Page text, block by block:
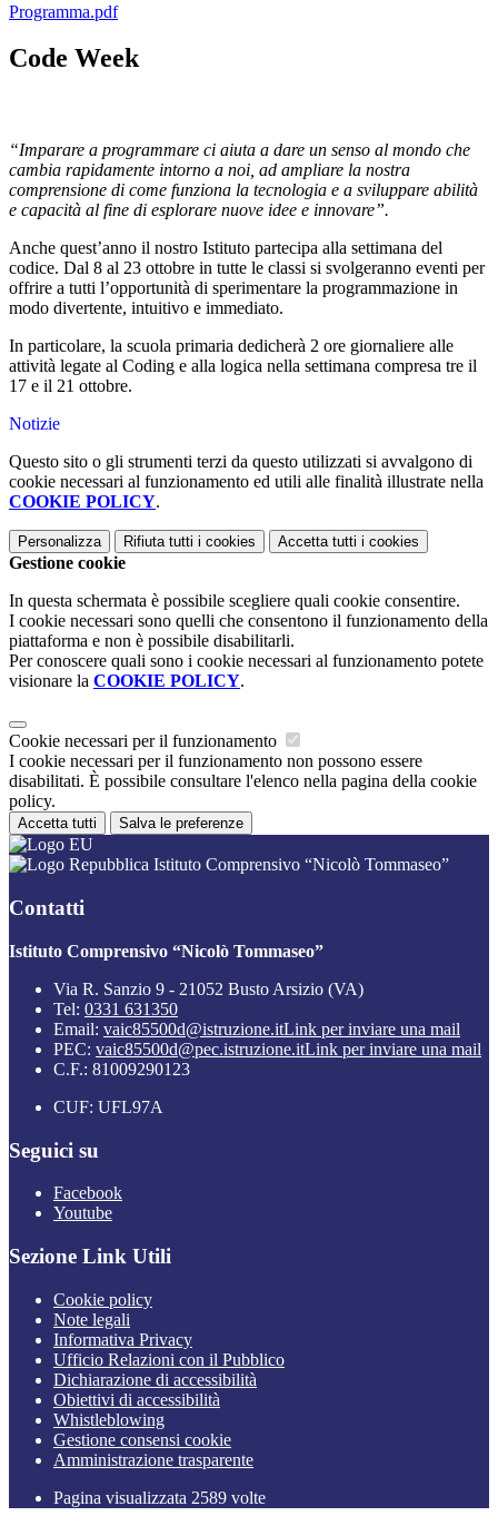
Programma.pdf
Code Week
“Imparare a programmare ci aiuta a dare un senso al mondo che
cambia rapidamente intorno a noi, ad ampliare la nostra
comprensione di come funziona la tecnologia e a sviluppare abilità
e capacità al fine di esplorare nuove idee e innovare”.
Anche quest’anno il nostro Istituto partecipa alla settimana del
codice. Dal 8 al 23 ottobre in tutte le classi si svolgeranno eventi per
offrire a tutti l’opportunità di sperimentare la programmazione in
modo divertente, intuitivo e immediato.
In particolare, la scuola primaria dedicherà 2 ore giornaliere alle
attività legate al Coding e alla logica nella settimana compresa tre il
17 e il 21 ottobre.
Notizie
Questo sito o gli strumenti terzi da questo utilizzati si avvalgono di
cookie necessari al funzionamento ed utili alle finalità illustrate nella
COOKIE POLICY.
Personalizza Rifiuta tutti i cookies Accetta tutti i cookies
Gestione cookie
In questa schermata è possibile scegliere quali cookie consentire.
I cookie necessari sono quelli che consentono il funzionamento della
piattaforma e non è possibile disabilitarli.
Per conoscere quali sono i cookie necessari al funzionamento potete
visionare la COOKIE POLICY.
Cookie necessari per il funzionamento
I cookie necessari per il funzionamento non possono essere
disabilitati. È possibile consultare l'elenco nella pagina della cookie
policy.
Accetta tutti Salva le preferenze
Istituto Comprensivo “Nicolò Tommaseo”
Contatti
Istituto Comprensivo “Nicolò Tommaseo”
Via R. Sanzio 9 - 21052 Busto Arsizio (VA)
Tel: 0331 631350
Email: vaic85500d@istruzione.itLink per inviare una mail
PEC: vaic85500d@pec.istruzione.itLink per inviare una mail
C.F.: 81009290123
CUF: UFL97A
Seguici su
Facebook
Youtube
Sezione Link Utili
Cookie policy
Note legali
Informativa Privacy
Ufficio Relazioni con il Pubblico
Dichiarazione di accessibilità
Obiettivi di accessibilità
Whistleblowing
Gestione consensi cookie
Amministrazione trasparente
Pagina visualizzata 2589 volte